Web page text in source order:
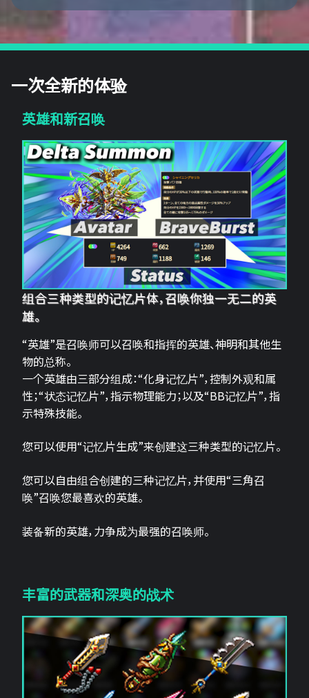
一次全新的体验
英雄和新召唤
组合三种类型的记忆片体，召唤你独一无二的英
雄。
“英雄”是召唤师可以召唤和指挥的英雄、神明和其他生
物的总称。
一个英雄由三部分组成：“化身记忆片”，控制外观和属
性；“状态记忆片”，指示物理能力；以及“BB记忆片”，指
示特殊技能。
您可以使用“记忆片生成”来创建这三种类型的记忆片。
您可以自由组合创建的三种记忆片，并使用“三角召
唤”召唤您最喜欢的英雄。
装备新的英雄，力争成为最强的召唤师。
丰富的武器和深奥的战术